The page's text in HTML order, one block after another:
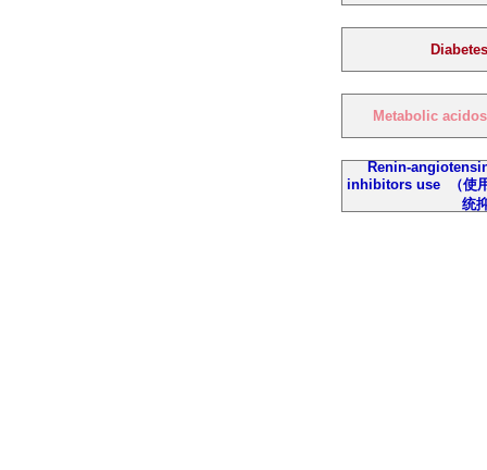
Metabolic
Renin-
inhibitors use （使
统